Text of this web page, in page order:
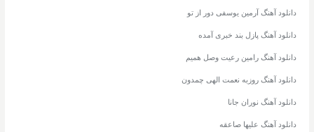
دانلود آهنگ آرمین یوسفی دور از تو
دانلود آهنگ پازل بند خبری آمده
دانلود آهنگ رامین رعیت وصل همیم
دانلود آهنگ روزبه نعمت الهی چمدون
دانلود آهنگ نوران جانا
دانلود آهنگ علیها صاعقه